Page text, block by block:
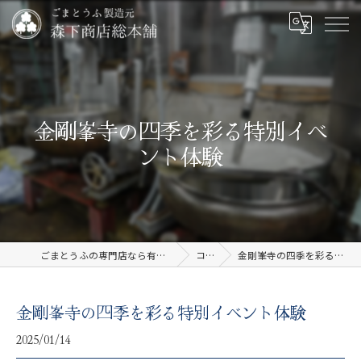
金剛峯寺の四季を彩る特別イベ
ント体験
ごまとうふの専門店なら有限会社森下商店総本舗 コラム 金剛峯寺の四季を彩る特別イベント体験
金剛峯寺の四季を彩る特別イベント体験
2025/01/14